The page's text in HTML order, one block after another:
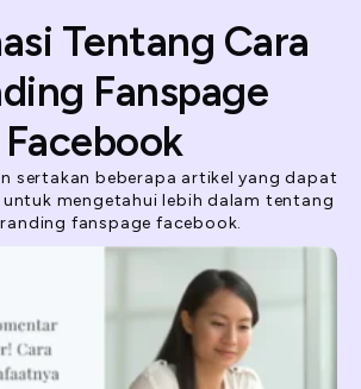
Tentang Cara
Fanspage
Facebook
sertakan beberapa artikel yang dapat
mengetahui lebih dalam tentang
fanspage facebook.